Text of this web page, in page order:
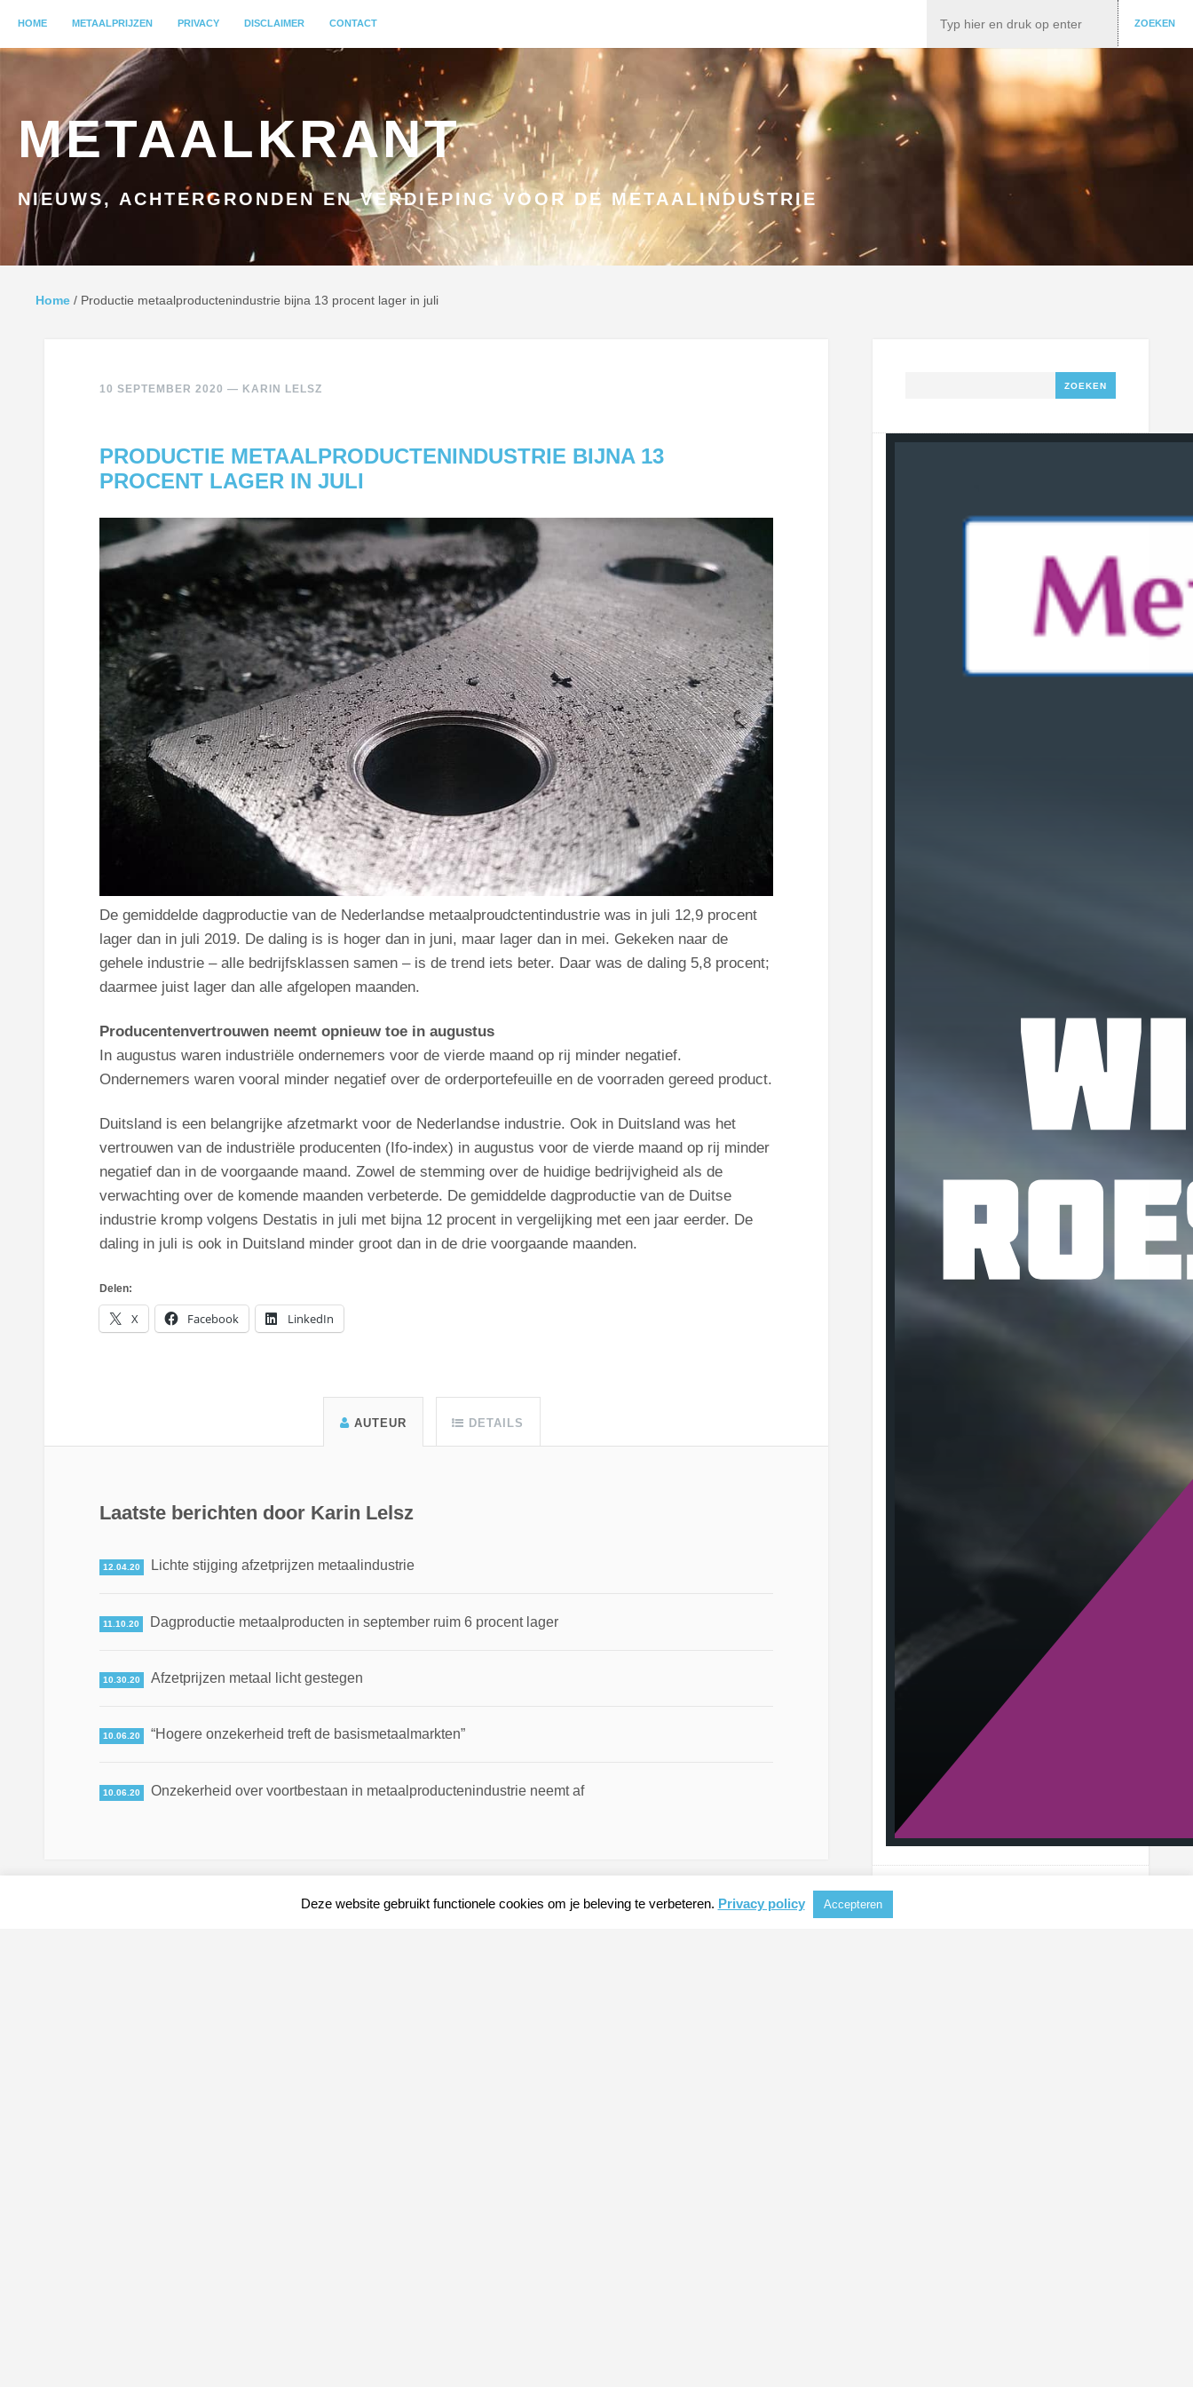
GA NAAR INHOUD
HOME METAALPRIJZEN PRIVACY DISCLAIMER CONTACT ZOEKEN
METAALKRANT
NIEUWS, ACHTERGRONDEN EN VERDIEPING VOOR DE METAALINDUSTRIE
Home / Productie metaalproductenindustrie bijna 13 procent lager in juli
10 SEPTEMBER 2020 — KARIN LELSZ
PRODUCTIE METAALPRODUCTENINDUSTRIE BIJNA 13
PROCENT LAGER IN JULI
De gemiddelde dagproductie van de Nederlandse metaalproudctentindustrie was in juli 12,9 procent
lager dan in juli 2019. De daling is is hoger dan in juni, maar lager dan in mei. Gekeken naar de
gehele industrie – alle bedrijfsklassen samen – is de trend iets beter. Daar was de daling 5,8 procent;
daarmee juist lager dan alle afgelopen maanden.
Producentenvertrouwen neemt opnieuw toe in augustus
In augustus waren industriële ondernemers voor de vierde maand op rij minder negatief.
Ondernemers waren vooral minder negatief over de orderportefeuille en de voorraden gereed product.
Duitsland is een belangrijke afzetmarkt voor de Nederlandse industrie. Ook in Duitsland was het
vertrouwen van de industriële producenten (Ifo-index) in augustus voor de vierde maand op rij minder
negatief dan in de voorgaande maand. Zowel de stemming over de huidige bedrijvigheid als de
verwachting over de komende maanden verbeterde. De gemiddelde dagproductie van de Duitse
industrie kromp volgens Destatis in juli met bijna 12 procent in vergelijking met een jaar eerder. De
daling in juli is ook in Duitsland minder groot dan in de drie voorgaande maanden.
Delen:
X Facebook LinkedIn
AUTEUR DETAILS
Laatste berichten door Karin Lelsz
12.04.20 Lichte stijging afzetprijzen metaalindustrie
11.10.20 Dagproductie metaalproducten in september ruim 6 procent lager
10.30.20 Afzetprijzen metaal licht gestegen
10.06.20 “Hogere onzekerheid treft de basismetaalmarkten”
10.06.20 Onzekerheid over voortbestaan in metaalproductenindustrie neemt af
Deze website gebruikt functionele cookies om je beleving te verbeteren. Privacy policy Accepteren